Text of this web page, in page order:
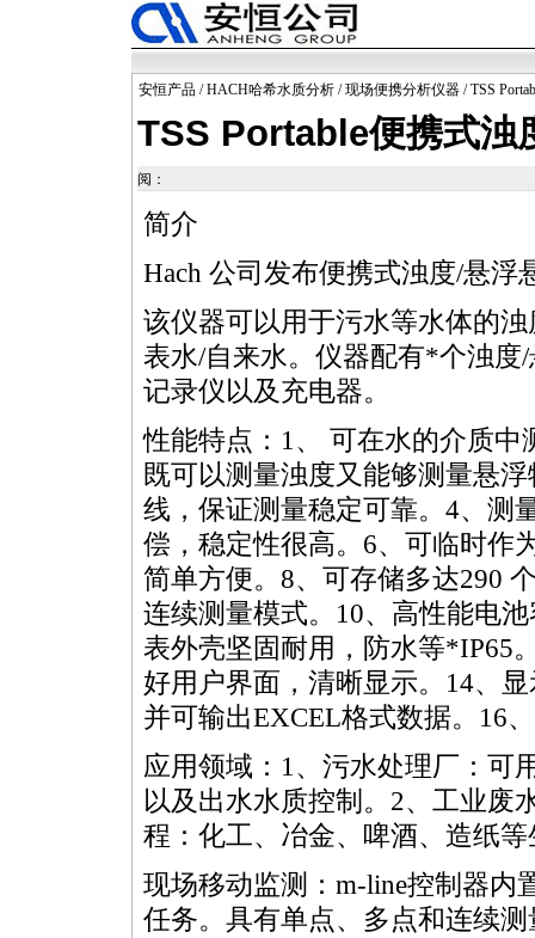
安恒产品 /HACH哈希水质分析 /现场便携分析仪器 / TSS
TSS Portable便携式浊
阅：
简介
Hach 公司发布便携式浊度/悬浮
该仪器可以用于污水等水体的
表水/自来水。仪器配有*个浊度
记录仪以及充电器。
性能特点：1、 可在水的介质中
既可以测量浊度又能够测量悬
线，保证测量稳定可靠。4、测
偿，稳定性很高。6、可临时作
简单方便。8、可存储多达290
连续测量模式。10、高性能电
表外壳坚固耐用，防水等*IP65
好用户界面，清晰显示。14、
并可输出EXCEL格式数据。16
应用领域：1、污水处理厂：可
以及出水水质控制。2、工业废
程：化工、冶金、啤酒、造纸
现场移动监测：m-line控制器内
任务。具有单点、多点和连续